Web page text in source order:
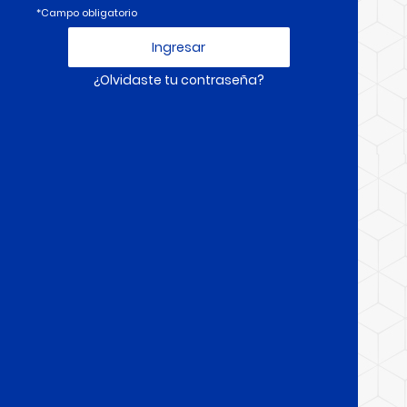
*Campo obligatorio
¿Olvidaste tu contraseña?